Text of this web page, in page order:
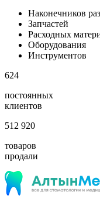
Наконечников
Запчастей
Расходных
Оборудования
Инструментов
624
постоянных
клиентов
512 920
товаров
продали